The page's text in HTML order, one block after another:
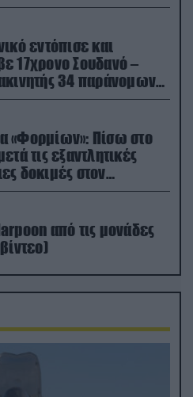
εντόπισε και
17χρονο Σουδανό –
34 παράνομων
«Φορμίων»: Πίσω στο
τις εξαντλητικές
στον
Βισκαϊκό
από τις μονάδες